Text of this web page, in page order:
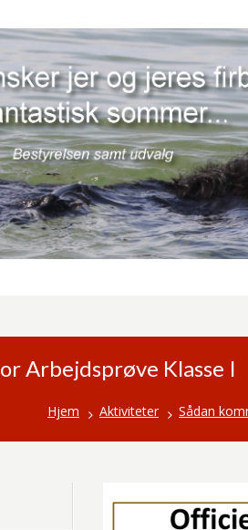
Arbejdsprøve Klasse I
Hjem Aktiviteter Sådan